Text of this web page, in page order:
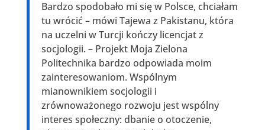
Bardzo spodobało mi się w Polsce, chciałam
tu wrócić – mówi Tajewa z Pakistanu, która
na uczelni w Turcji kończy licencjat z
socjologii. – Projekt Moja Zielona
Politechnika bardzo odpowiada moim
zainteresowaniom. Wspólnym
mianownikiem socjologii i
zrównoważonego rozwoju jest wspólny
interes społeczny: dbanie o otoczenie,